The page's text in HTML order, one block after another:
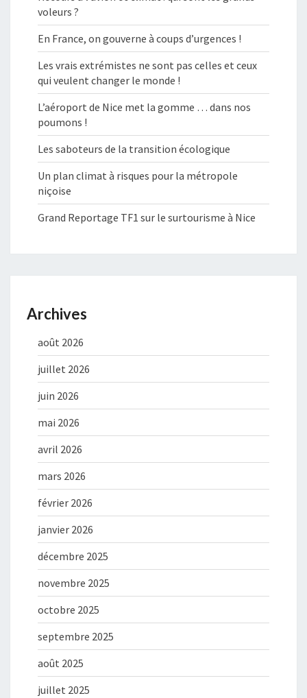
voleurs ?
En France, on gouverne à coups d’urgences !
Les vrais extrémistes ne sont pas celles et ceux
qui veulent changer le monde !
L’aéroport de Nice met la gomme … dans nos
poumons !
Les saboteurs de la transition écologique
Un plan climat à risques pour la métropole
niçoise
Grand Reportage TF1 sur le surtourisme à Nice
Archives
août 2026
juillet 2026
juin 2026
mai 2026
avril 2026
mars 2026
février 2026
janvier 2026
décembre 2025
novembre 2025
octobre 2025
septembre 2025
août 2025
juillet 2025